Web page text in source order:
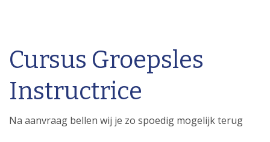
Cursus Groepsles
Instructrice
Na aanvraag bellen wij je zo spoedig mogelijk terug